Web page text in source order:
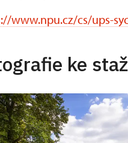
www.npu.cz/cs/ups-
ke